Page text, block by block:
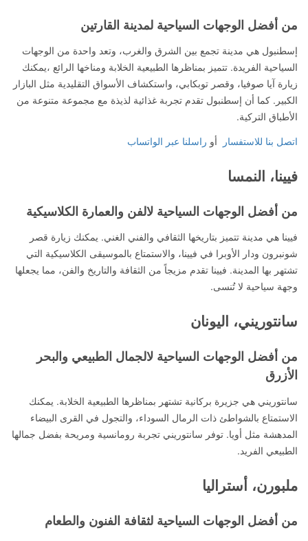
من أفضل الوجهات السياحية لمدينة القارتين
إسطنبول هي مدينة تجمع بين الشرق والغرب، وتعد واحدة من الوجهات
السياحية الفريدة. تتميز بمناظرها الطبيعية الخلابة ومناخها الرائع ،يمكنك
زيارة آيا صوفيا، وقصر توبكابي، واستكشاف الأسواق التقليدية مثل البازار
الكبير. كما أن إسطنبول تقدم تجربة غذائية لذيذة مع مجموعة متنوعة من
الأطباق التركية.
اتصل بنا للاستفسار
أو راسلنا عبر الواتساب
فيينا، النمسا
من أفضل الوجهات السياحية لالفن والعمارة الكلاسيكية
فيينا هي مدينة تتميز بتاريخها الثقافي والفني الغني. يمكنك زيارة قصر
شونبرون ودار الأوبرا في فيينا، والاستمتاع بالموسيقى الكلاسيكية التي
تشتهر بها المدينة. فيينا تقدم مزيجاً من الثقافة والتاريخ والفن، مما يجعلها
وجهة سياحية لا تُنسى.
سانتوريني، اليونان
من أفضل الوجهات السياحية لالجمال الطبيعي والبحر
الأزرق
سانتوريني هي جزيرة بركانية تشتهر بمناظرها الطبيعية الخلابة. يمكنك
الاستمتاع بالشواطئ ذات الرمال السوداء، والتجول في القرى البيضاء
المدهشة مثل أويا. توفر سانتوريني تجربة رومانسية ومريحة بفضل جمالها
الطبيعي الفريد.
ملبورن، أستراليا
من أفضل الوجهات السياحية لثقافة الفنون والطعام